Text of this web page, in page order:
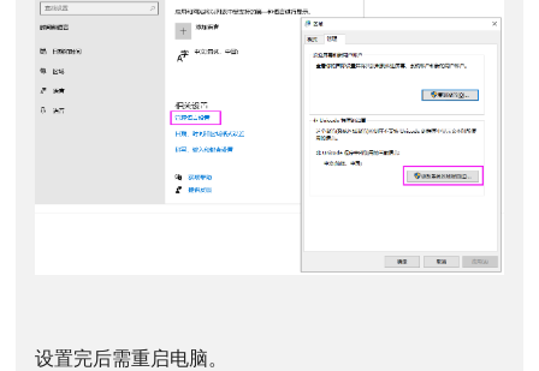
设置完后需重启电脑。